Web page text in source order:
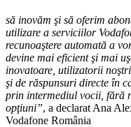
să inovăm şi să oferim
utilizare a serviciilor
recunoaştere automată a
devine mai eficient şi mai
inovatoare, utilizatorii
şi de răspunsuri directe în
prin intermediul vocii, fără
opţiuni”, a declarat Ana
Vodafone România